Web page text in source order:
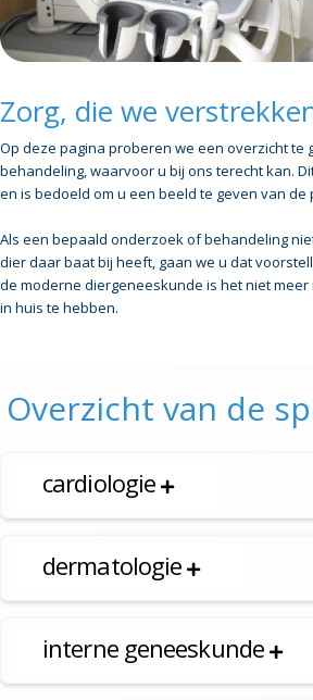
Zorg, die we
Op deze pagina proberen we een overzicht te
behandeling, waarvoor u bij ons terecht kan.
en is bedoeld om u een beeld te geven van de
Als een bepaald onderzoek of behandeling
dier daar baat bij heeft, gaan we u dat
de moderne diergeneeskunde is het niet
in huis te hebben.
Overzicht van de
cardiologie
dermatologie
interne geneeskunde